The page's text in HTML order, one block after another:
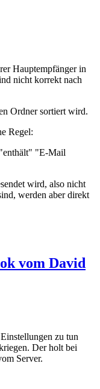
Hauptempfänger in
nicht korrekt nach
Ordner sortiert wird.
Regel:
"E-Mail
wird, also nicht
werden aber direkt
vom David
zu tun
Der holt bei
Server.